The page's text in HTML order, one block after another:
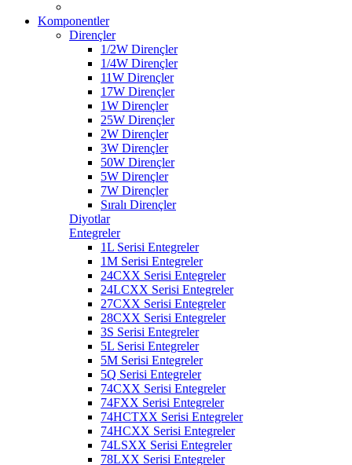
Komponentler
Dirençler
1/2W Dirençler
1/4W Dirençler
11W Dirençler
17W Dirençler
1W Dirençler
25W Dirençler
2W Dirençler
3W Dirençler
50W Dirençler
5W Dirençler
7W Dirençler
Sıralı Dirençler
Diyotlar
Entegreler
1L Serisi Entegreler
1M Serisi Entegreler
24CXX Serisi Entegreler
24LCXX Serisi Entegreler
27CXX Serisi Entegreler
28CXX Serisi Entegreler
3S Serisi Entegreler
5L Serisi Entegreler
5M Serisi Entegreler
5Q Serisi Entegreler
74CXX Serisi Entegreler
74FXX Serisi Entegreler
74HCTXX Serisi Entegreler
74HCXX Serisi Entegreler
74LSXX Serisi Entegreler
78LXX Serisi Entegreler